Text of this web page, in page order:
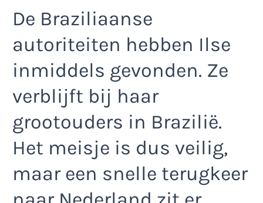
De Braziliaanse
autoriteiten hebben Ilse
inmiddels gevonden. Ze
verblijft bij haar
grootouders in Brazilië.
Het meisje is dus veilig,
maar een snelle terugkeer